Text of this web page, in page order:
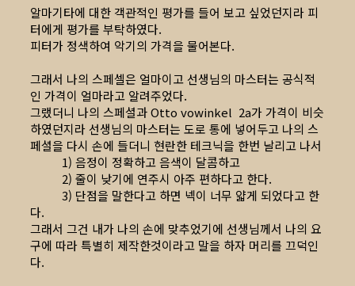
알마기타에 대한 객관적인 평가를 들어 보고 싶었던지라 피
터에게 평가를 부탁하였다.
피터가 정색하여 악기의 가격을 물어본다.
그래서 나의 스페셀은 얼마이고 선생님의 마스터는 공식적
인 가격이 얼마라고 알려주었다.
그랬더니 나의 스페셜과 Otto vowinkel 2a가 가격이 비슷
하였던지라 선생님의 마스터는 도로 통에 넣어두고 나의 스
페셜을 다시 손에 들더니 현란한 테크닉을 한번 날리고 나서
1) 음정이 정확하고 음색이 달콤하고
2) 줄이 낮기에 연주시 아주 편하다고 한다.
3) 단점을 말한다고 하면 넥이 너무 얇게 되었다고 한
다.
그래서 그건 내가 나의 손에 맞추었기에 선생님께서 나의 요
구에 따라 특별히 제작한것이라고 말을 하자 머리를 끄덕인
다.